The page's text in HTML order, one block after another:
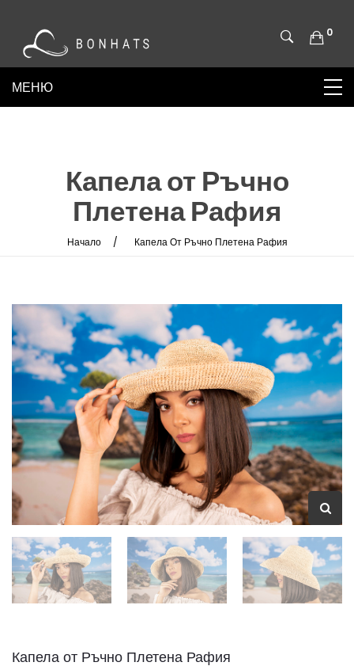
0
Капела от Ръчно
Плетена Рафия
Начало Капела От Ръчно Плетена Рафия
Капела от Ръчно Плетена Рафия